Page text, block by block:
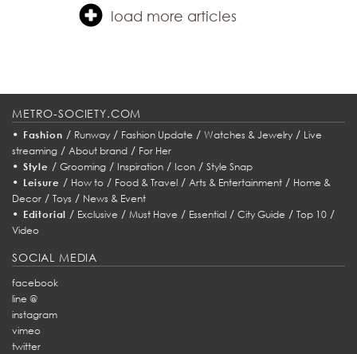
load more articles
METRO-SOCIETY.COM
• Fashion / Runway/ Fashion Update / Watches & Jewelry/ Live
streaming / About brand / For Her
• Style / Grooming/ Inspiration/ Icon/ Style Snap
• Leisure / How to/ Food & Travel/ Arts & Entertainment/ Home &
Decor / Toys / News & Event
• Editorial / Exclusive /Must Have / Essential /City Guide /Top 10 /
Video
SOCIAL MEDIA
facebook
line @
instagram
vimeo
twitter